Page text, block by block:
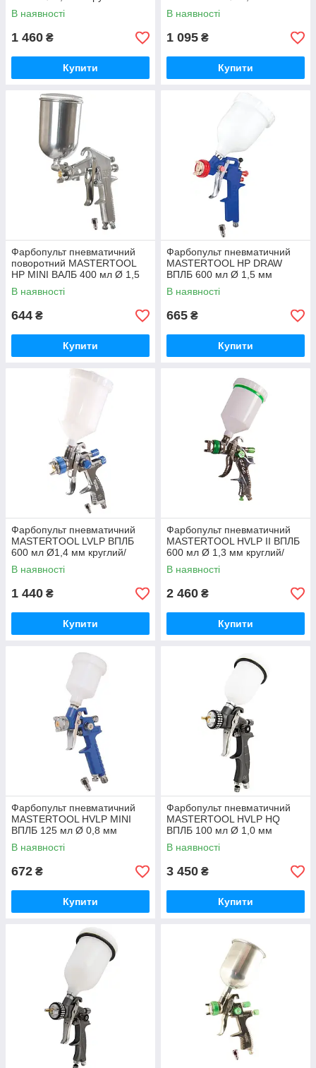
плоский факел 125-170 л/хв
1,5-2,5 бар
В наявності
1 460 ₴
Купити
круглий/плоский факел 150-
220 л/хв 3-4 бар
В наявності
1 095 ₴
Купити
Фарбопульт пневматичний
поворотний MASTERTOOL
HP MINI ВАЛБ 400 мл Ø 1,5
мм круглий/плоский факел
70-130 л/хв 2,5-4,0 бар
В наявності
644 ₴
Купити
Фарбопульт пневматичний
MASTERTOOL HP DRAW
ВПЛБ 600 мл Ø 1,5 мм
круглий/плоский факел 120-
180 л/хв 3,5-5 бар
В наявності
665 ₴
Купити
Фарбопульт пневматичний
MASTERTOOL LVLP ВПЛБ
600 мл Ø1,4 мм круглий/
плоский факел 125-170 л/хв
1,5-2,5 бар
В наявності
1 440 ₴
Купити
Фарбопульт пневматичний
MASTERTOOL HVLP II ВПЛБ
600 мл Ø 1,3 мм круглий/
плоский факел 180-260 л/хв
3-4 бар
В наявності
2 460 ₴
Купити
Фарбопульт пневматичний
MASTERTOOL HVLP MINI
ВПЛБ 125 мл Ø 0,8 мм
круглий/плоский факел 70-
110 л/хв 2-2,5 бар
В наявності
672 ₴
Купити
Фарбопульт пневматичний
MASTERTOOL HVLP HQ
ВПЛБ 100 мл Ø 1,0 мм
круглий/плоский факел 200
л/хв 1,5-3 бар
В наявності
3 450 ₴
Купити